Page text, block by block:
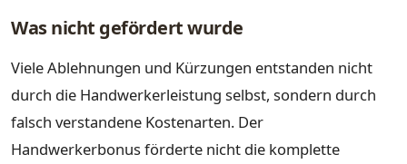
Was nicht gefördert wurde
Viele Ablehnungen und Kürzungen entstanden nicht
durch die Handwerkerleistung selbst, sondern durch
falsch verstandene Kostenarten. Der
Handwerkerbonus förderte nicht die komplette